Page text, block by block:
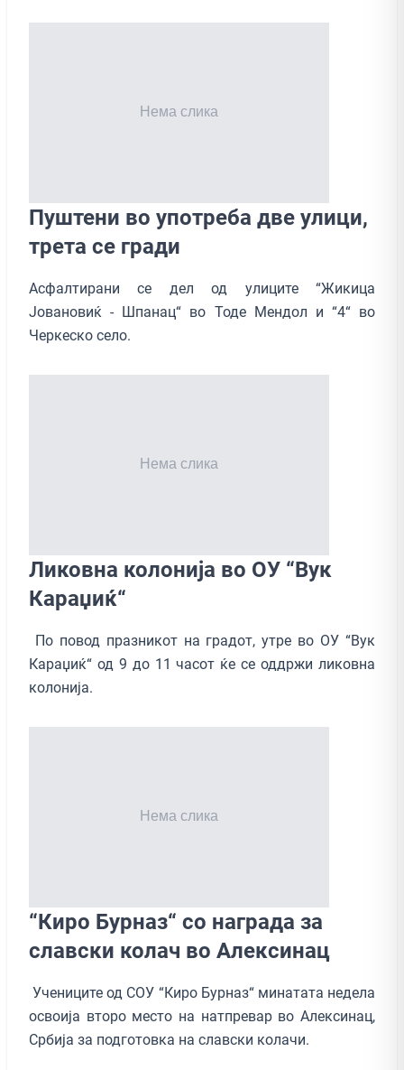
Пуштени во употреба две улици,
трета се гради
Асфалтирани се дел од улиците “Жикица
Јовановиќ - Шпанац“ во Тоде Мендол и “4“ во
Черкеско село.
Ликовна колонија во ОУ “Вук
Караџиќ“
По повод празникот на градот, утре во ОУ “Вук
Караџиќ“ од 9 до 11 часот ќе се оддржи ликовна
колонија.
“Киро Бурназ“ со награда за
славски колач во Алексинац
Учениците од СОУ “Киро Бурназ“ минатата недела
освоија второ место на натпревар во Алексинац,
Србија за подготовка на славски колачи.